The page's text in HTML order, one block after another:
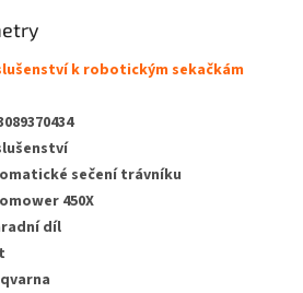
k robotickým sekačkám
sečení trávníku
450X
díl